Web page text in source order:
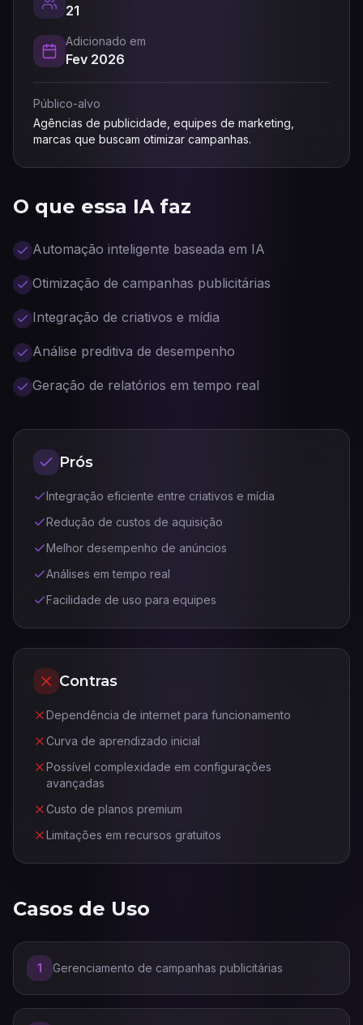
O que essa IA faz
Automação inteligente baseada em IA
Otimização de campanhas publicitárias
Integração de criativos e mídia
Análise preditiva de desempenho
Geração de relatórios em tempo real
Prós
Integração eficiente entre criativos e mídia
Redução de custos de aquisição
Melhor desempenho de anúncios
Análises em tempo real
Facilidade de uso para equipes
Contras
Dependência de internet para funcionamento
Curva de aprendizado inicial
Possível complexidade em configurações
avançadas
Custo de planos premium
Limitações em recursos gratuitos
Casos de Uso
1 Gerenciamento de campanhas publicitárias
21
Adicionado em
Fev 2026
Público-alvo
Agências de publicidade, equipes de marketing,
marcas que buscam otimizar campanhas.